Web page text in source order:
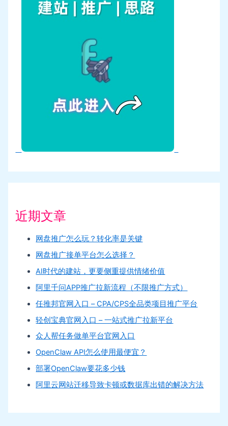
近期文章
网盘推广怎么玩？转化率是关键
网盘推广接单平台怎么选择？
AI时代的建站，更要侧重提供情绪价值
阿里千问APP推广拉新流程（不限推广方式）
任推邦官网入口 – CPA/CPS全品类项目推广平台
轻创宝典官网入口 – 一站式推广拉新平台
众人帮任务做单平台官网入口
OpenClaw API怎么使用最便宜？
部署OpenClaw要花多少钱
阿里云网站迁移导致卡顿或数据库出错的解决方法